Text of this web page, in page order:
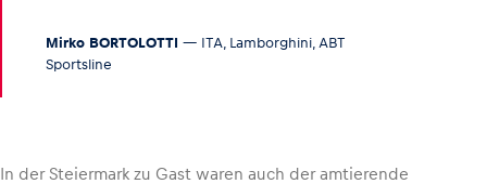
Mirko BORTOLOTTI — ITA, Lamborghini, ABT
Sportsline
In der Steiermark zu Gast waren auch der amtierende